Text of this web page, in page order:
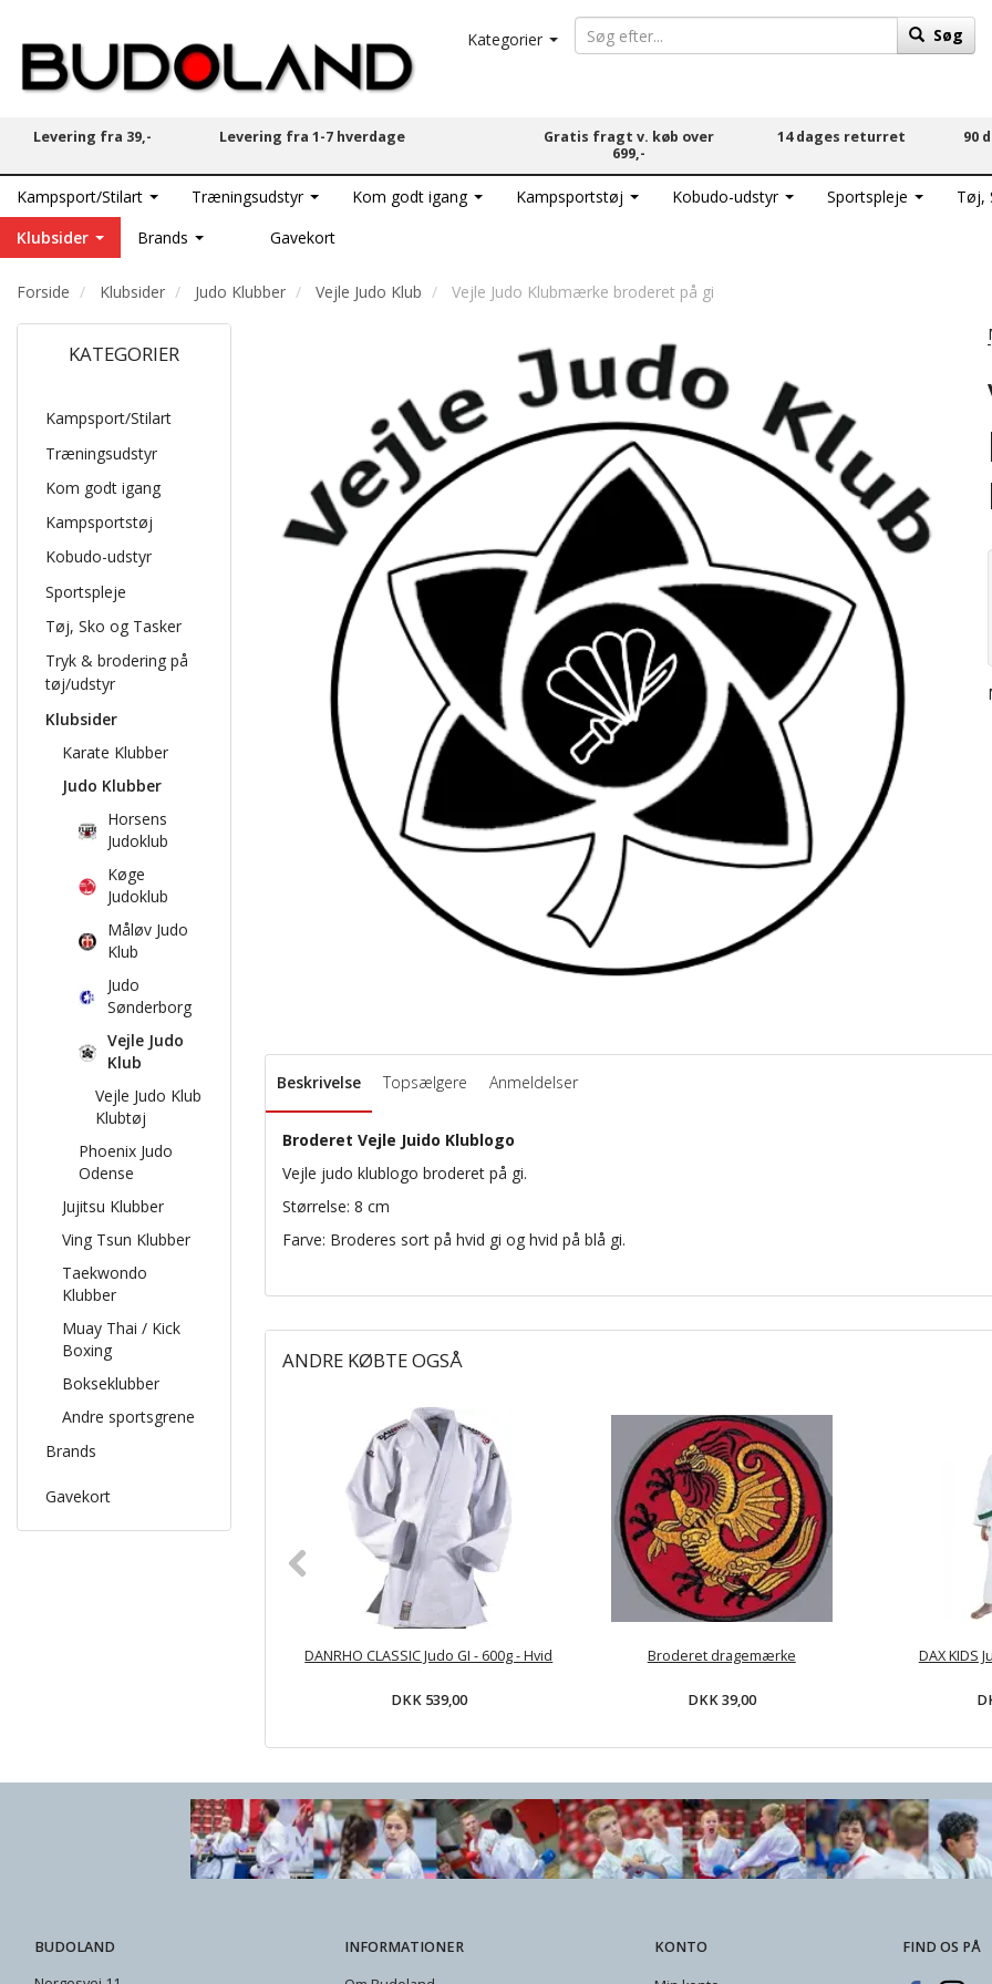
Kategorier Søg
Levering fra 39,- Levering fra 1-7 hverdage
Gratis fragt v. køb over
699,-
14 dages returret 90
Kampsport/Stilart Træningsudstyr Kom godt igang Kampsportstøj Kobudo-udstyr Sportspleje
Tøj,
Klubsider
Brands Gavekort
Forside Klubsider Judo Klubber Vejle Judo Klub Vejle Judo Klubmærke broderet på gi
KATEGORIER
Kampsport/Stilart
Træningsudstyr
Kom godt igang
Kampsportstøj
Kobudo-udstyr
Sportspleje
Tøj, Sko og Tasker
Tryk & brodering på
tøj/udstyr
Klubsider
Karate Klubber
Judo Klubber
Horsens
Judoklub
Køge
Judoklub
Måløv Judo
Klub
Judo
Sønderborg
Vejle Judo
Klub
Vejle Judo Klub
Klubtøj
Phoenix Judo
Odense
Jujitsu Klubber
Ving Tsun Klubber
Taekwondo
Klubber
Muay Thai / Kick
Boxing
Bokseklubber
Andre sportsgrene
Brands
Gavekort
Beskrivelse Topsælgere Anmeldelser
Broderet Vejle Juido Klublogo
Vejle judo klublogo broderet på gi.
Størrelse: 8 cm
Farve: Broderes sort på hvid gi og hvid på blå gi.
ANDRE KØBTE OGSÅ
DANRHO CLASSIC Judo GI - 600g - Hvid
DKK 539,00
Broderet dragemærke
DKK 39,00
DAX KIDS
BUDOLAND
INFORMATIONER
KONTO FIND OS PÅ